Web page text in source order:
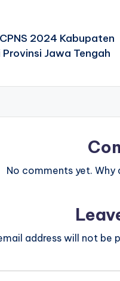
2024 Kabupaten
Jawa Tengah
No comments yet. Why
address will not be